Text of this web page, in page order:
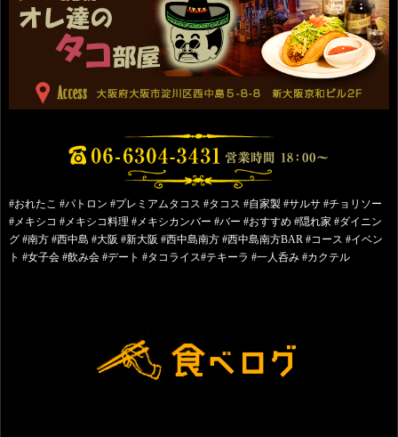
#おれたこ #パトロン #プレミアムタコス #タコス #自家製 #サルサ #チョリソー
#メキシコ #メキシコ料理 #メキシカンバー #バー #おすすめ #隠れ家 #ダイニン
グ #南方 #西中島 #大阪 #新大阪 #西中島南方 #西中島南方BAR #コース #イベン
ト #女子会 #飲み会 #デート #タコライス#テキーラ #一人呑み #カクテル